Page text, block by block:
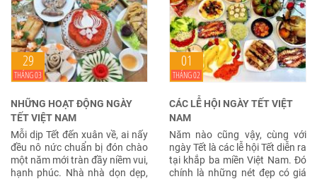
29
THÁNG 03
NHỮNG HOẠT ĐỘNG NGÀY
TẾT VIỆT NAM
Mỗi dịp Tết đến xuân về, ai nấy
đều nô nức chuẩn bị đón chào
một năm mới tràn đầy niềm vui,
hạnh phúc. Nhà nhà dọn dẹp,
01
THÁNG 02
CÁC LỄ HỘI NGÀY TẾT VIỆT
NAM
Năm nào cũng vậy, cùng với
ngày Tết là các lễ hội Tết diễn ra
tại khắp ba miền Việt Nam. Đó
chính là những nét đẹp có giá